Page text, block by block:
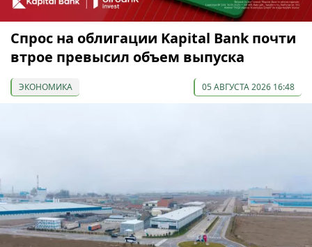
Спрос на облигации Kapital Bank почти
втрое превысил объем выпуска
ЭКОНОМИКА 05 АВГУСТА 2026 16:48